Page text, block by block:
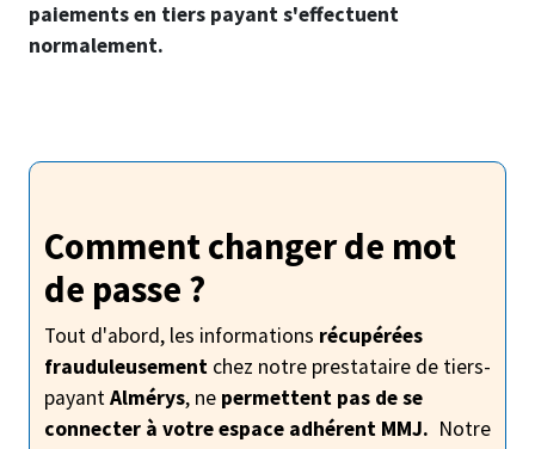
paiements en tiers payant s'effectuent
normalement.
Comment changer de mot
de passe ?
Tout d'abord, les informations récupérées
frauduleusement chez notre prestataire de tiers-
payantAlmérys, ne permettent pas de se
connecter à votre espace adhérent MMJ. Notre